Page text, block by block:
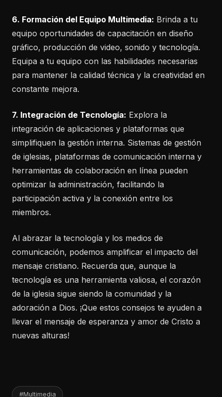
6. Formación del Equipo Multimedia: Brinda a tu
equipo oportunidades de capacitación en diseño
gráfico, producción de video, sonido y tecnología.
Equipa a tu equipo con las habilidades necesarias
para mantener la calidad técnica y la creatividad en
constante mejora.
7. Integración de Tecnología: Explora la
integración de aplicaciones y plataformas que
simplifiquen la gestión interna. Sistemas de gestión
de iglesias, plataformas de comunicación interna y
herramientas de colaboración en línea pueden
optimizar la administración, facilitando la
participación activa y la conexión entre los
miembros.
Al abrazar la tecnología y los medios de
comunicación, podemos amplificar el impacto del
mensaje cristiano. Recuerda que, aunque la
tecnología es una herramienta valiosa, el corazón
de la iglesia sigue siendo la comunidad y la
adoración a Dios. ¡Que estos consejos te ayuden a
llevar el mensaje de esperanza y amor de Cristo a
nuevas alturas!
#Multimedia